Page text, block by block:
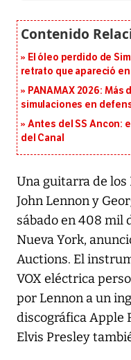
El óleo perdido de
retrato que apareció
PANAMAX 2026:
simulaciones en
Antes del SS Ancon:
del Canal
Una guitarra de los
John Lennon y
sábado en 408 mil
Nueva York,
Auctions. El
VOX eléctrica
por Lennon a un
discográfica Apple
Elvis Presley